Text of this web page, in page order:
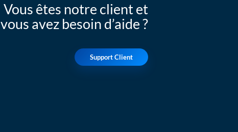
Vous êtes notre client et
vous avez besoin d’aide ?
Support Client